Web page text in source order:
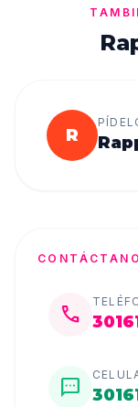
R
call
sms